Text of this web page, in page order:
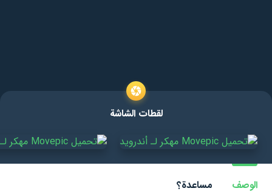
لقطات الشاشة
الوصف
مساعدة؟